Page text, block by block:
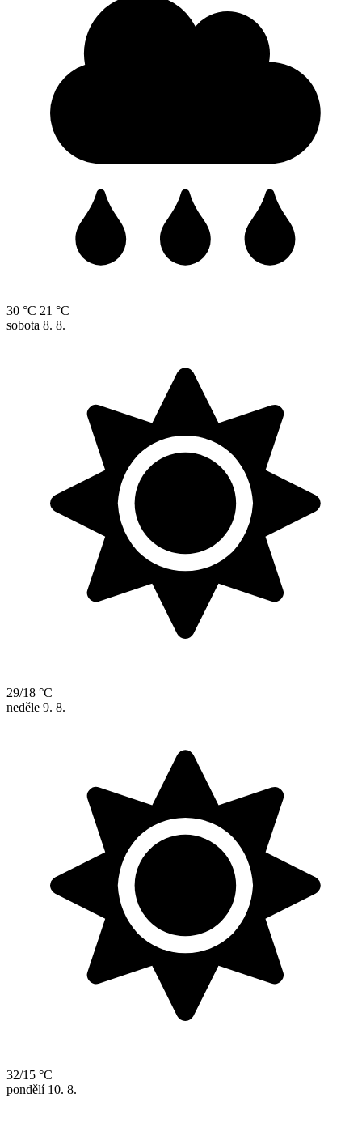
30 °C 21 °C
sobota 8. 8.
29/18 °C
neděle 9. 8.
32/15 °C
pondělí 10. 8.